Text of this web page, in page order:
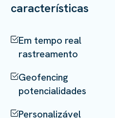
características
Em tempo real
rastreamento
Geofencing
potencialidades
Personalizável